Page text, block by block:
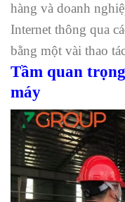
hàng và doanh
Internet thông qua
bằng một vài thao
Tầm quan
máy